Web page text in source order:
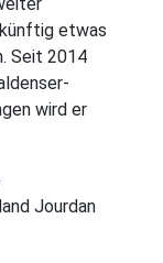
etwas
Seit 2014
wird er
Jourdan